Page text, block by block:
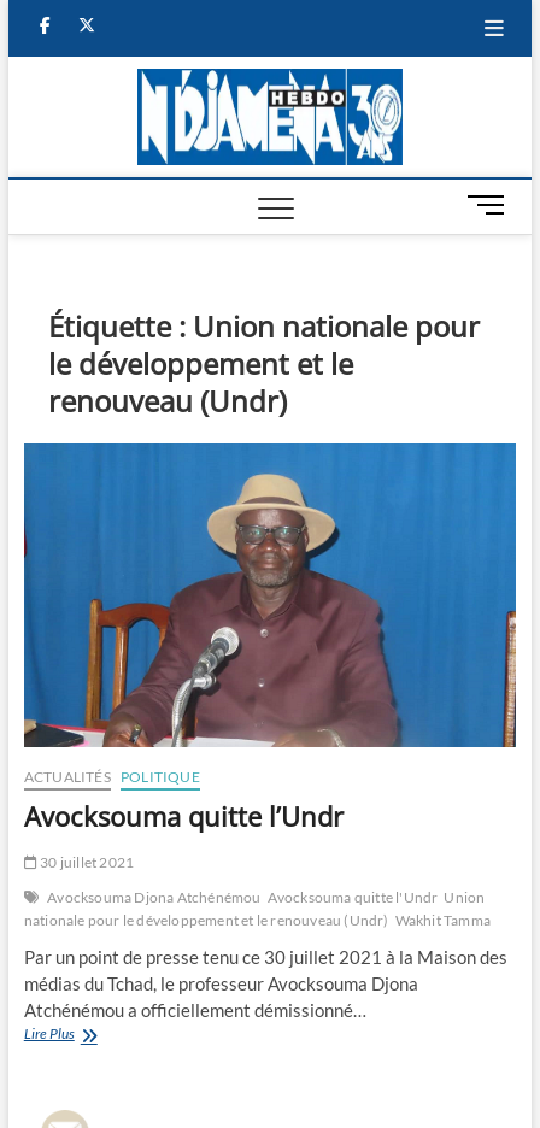
facebook
M
e
n
Étiquette : Union nationale pour
le développement et le
renouveau (Undr)
ACTUALITÉS POLITIQUE
Avocksouma quitte l’Undr
30 juillet 2021
Avocksouma Djona Atchénémou Avocksouma quitte l'Undr Union
nationale pour le développement et le renouveau (Undr) Wakhit Tamma
Par un point de presse tenu ce 30 juillet 2021 à la Maison des
médias du Tchad, le professeur Avocksouma Djona
Atchénémou a officiellement démissionné…
Lire PlusAvocksouma